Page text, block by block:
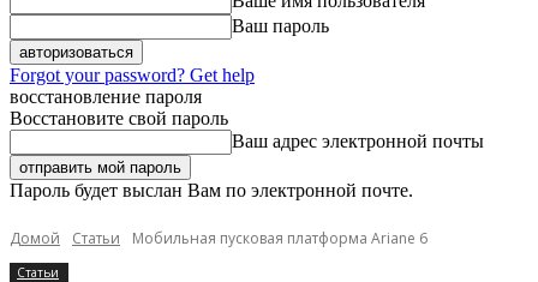
Ваш пароль
Forgot your password? Get help
восстановление пароля
Восстановите свой пароль
Ваш адрес электронной почты
Пароль будет выслан Вам по электронной почте.
Домой Статьи Мобильная пусковая платформа Ariane 6
Статьи